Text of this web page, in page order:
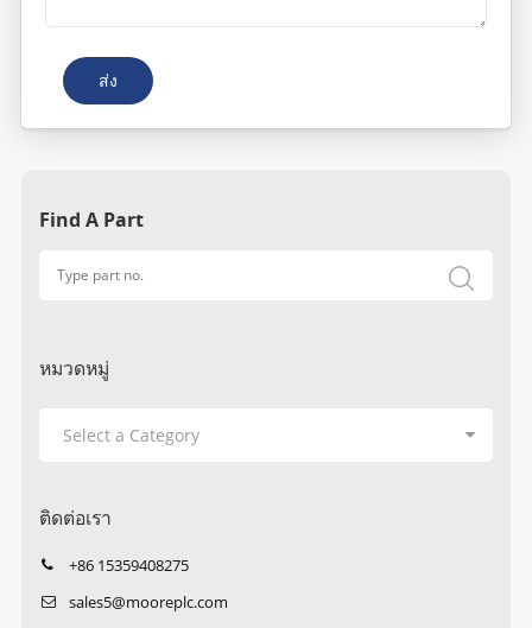
ส่ง
Find A Part
หมวดหมู่
ติดต่อเรา
+86 15359408275
sales5@mooreplc.com